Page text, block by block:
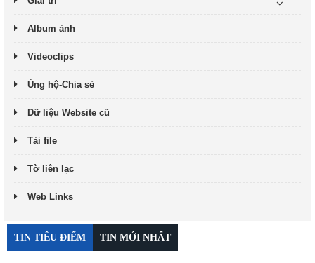
Album ảnh
Videoclips
Ủng hộ-Chia sẻ
Dữ liệu Website cũ
Tải file
Tờ liên lạc
Web Links
TIN TIÊU ĐIỂM TIN MỚI NHẤT